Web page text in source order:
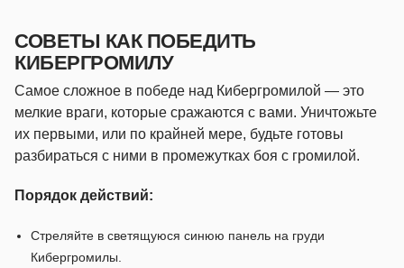
СОВЕТЫ КАК ПОБЕДИТЬ
КИБЕРГРОМИЛУ
Самое сложное в победе над Кибергромилой — это
мелкие враги, которые сражаются с вами. Уничтожьте
их первыми, или по крайней мере, будьте готовы
разбираться с ними в промежутках боя с громилой.
Порядок действий:
Стреляйте в светящуюся синюю панель на груди
Кибергромилы.